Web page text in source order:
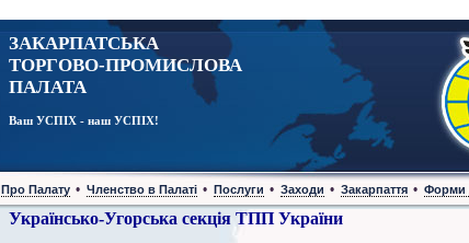
ЗАКАРПАТСЬКА
ТОРГОВО-ПРОМИСЛОВА
ПАЛАТА
Ваш УСПІХ - наш УСПІХ!
Про Палату • Членство в Палаті • Послуги • Заходи • Закарпаття • Форми
Українсько-Угорська секція ТПП України